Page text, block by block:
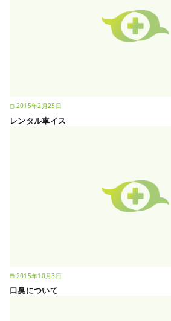
2015年2月25日
レンタル車イス
2015年10月3日
口臭について